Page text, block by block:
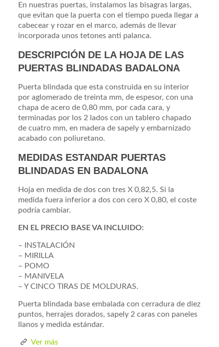
En nuestras puertas, instalamos las bisagras largas,
que evitan que la puerta con el tiempo pueda llegar a
cabecear y rozar en el marco, además de llevar
incorporada unos tetones anti palanca.
DESCRIPCIÓN DE LA HOJA DE LAS
PUERTAS BLINDADAS BADALONA
Puerta blindada que esta construida en su interior
por aglomerado de treinta mm, de espesor, con una
chapa de acero de 0,80 mm, por cada cara, y
terminadas por los 2 lados con un tablero chapado
de cuatro mm, en madera de sapely y embarnizado
acabado con poliuretano.
MEDIDAS ESTANDAR PUERTAS
BLINDADAS EN BADALONA
Hoja en medida de dos con tres X 0,82,5. Si la
medida fuera inferior a dos con cero X 0,80, el coste
podría cambiar.
EN EL PRECIO BASE VA INCLUIDO:
– INSTALACIÓN
– MIRILLA
– POMO
– MANIVELA
– Y CINCO TIRAS DE MOLDURAS.
Puerta blindada base embalada con cerradura de diez
puntos, herrajes dorados, sapely 2 caras con paneles
llanos y medida estándar.
Ver más